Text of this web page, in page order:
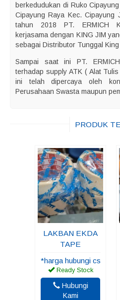
berkedudukan di Ruko
Cipayung Raya Kec. Cipayung
tahun 2018 PT. ERMICH
kerjasama dengan KING JIM
sebagai Distributor Tunggal
Sampai saat ini PT.
terhadap supply ATK ( Alat
ini telah dipercaya oleh
Perusahaan Swasta maupun
PRODUK
LAKBAN EKDA
TAPE
*harga hubungi cs
Ready Stock
Hubungi
Kami